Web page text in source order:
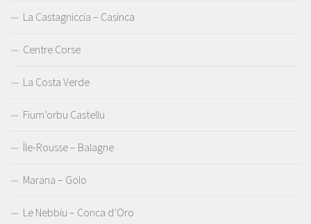
La Castagniccia – Casinca
Centre Corse
La Costa Verde
Fium’orbu Castellu
Île-Rousse – Balagne
Marana – Golo
Le Nebbiu – Conca d’Oro